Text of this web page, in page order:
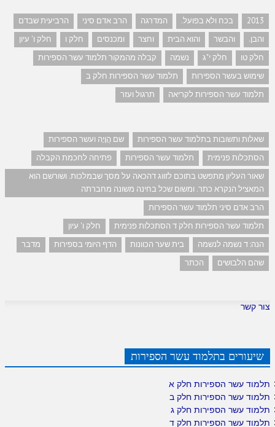
2013 בכח ולא בפועל. המדרגה הרב אדם סיני
הרביעית שבדם
והבן.
והבשר והוא הבית וחצר ומכנסים חלק ו
חלק ו' עיון
חלק טו
חלק י"ג נשמה
קבלה מהמקור תלמוד עשר הספירות
שימוש בעשר הספירות
תלמוד עשר הספירות חלק ב
תלמוד עשר הספירות לקריאה
תרגול ועזר
שאלות ותשובות בתלמוד עשר הספירות
שם הֲוָיָה ועשר הספירות
הסתכלות פנימית
תלמוד עשר הספירות
פתיחה לחכמת הקבלה
שאור העליון מתפשט בתוכם לזווג דהכאה על מסך שבמלכות. ושורשם הוא
המאציל הנקרא כתר. ומשום שכל בחינה משונה מחברתה
הרב אדם סיני תלמוד עשר הספירות
תלמוד עשר הספירות חלק ד הסתכלות פנימית
חלק ו' עיון
הנה: ד נשמה לנשמה
בית שער הכוונות הדף היומי בספירות
מדבר
שהם הלבושים
הכתר
צור קשר
שיעורים בתלמוד עשר הספירות
תלמוד עשר הספירות חלק א
תלמוד עשר הספירות חלק ב
תלמוד עשר הספירות חלק ג
תלמוד עשר הספירות חלק ד